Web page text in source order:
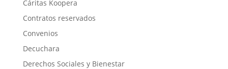
Cáritas Koopera
Contratos reservados
Convenios
Decuchara
Derechos Sociales y Bienestar